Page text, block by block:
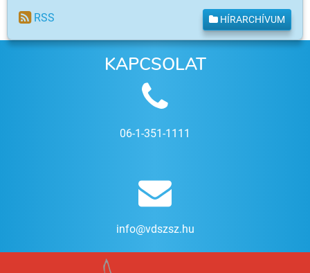
RSS HÍRARCHÍVUM
KAPCSOLAT
06-1-351-1111
info@vdszsz.hu